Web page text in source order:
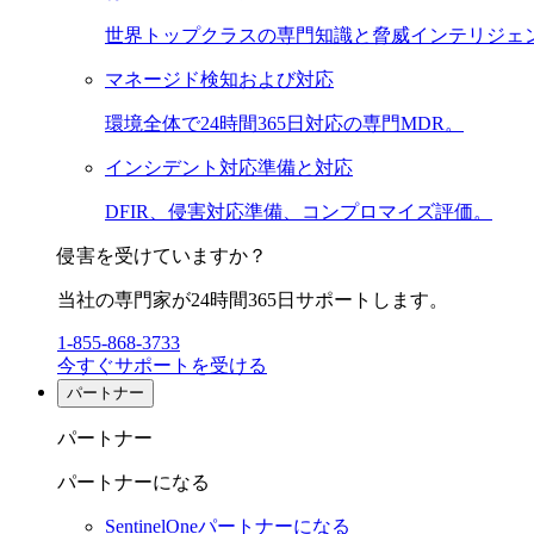
世界トップクラスの専門知識と脅威インテリジェ
マネージド検知および対応
環境全体で24時間365日対応の専門MDR。
インシデント対応準備と対応
DFIR、侵害対応準備、コンプロマイズ評価。
侵害を受けていますか？
当社の専門家が24時間365日サポートします。
1-855-868-3733
今すぐサポートを受ける
パートナー
パートナー
パートナーになる
SentinelOneパートナーになる